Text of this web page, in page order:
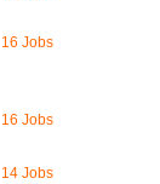
16 Jobs
16 Jobs
14 Jobs